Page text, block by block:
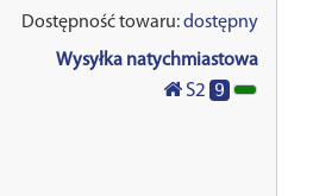
Dostępność towaru:dostępny
Wysyłka natychmiastowa
S2 9